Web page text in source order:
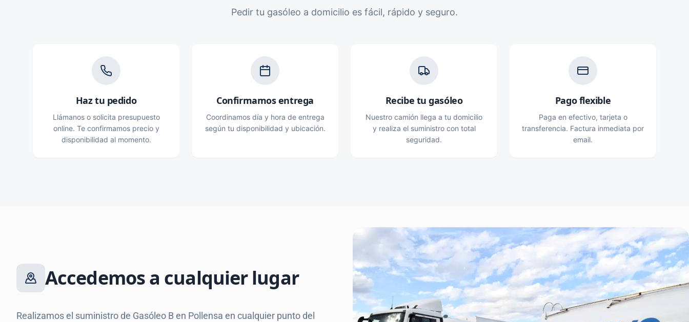
Pedir tu gasóleo a domicilio es fácil, rápido y seguro.
Haz tu pedido
Llámanos o solicita presupuesto
online. Te confirmamos precio y
disponibilidad al momento.
Confirmamos entrega
Coordinamos día y hora de entrega
según tu disponibilidad y ubicación.
Recibe tu gasóleo
Nuestro camión llega a tu domicilio
y realiza el suministro con total
seguridad.
Pago flexible
Paga en efectivo, tarjeta o
transferencia. Factura inmediata por
email.
Accedemos a cualquier lugar
Realizamos el suministro de Gasóleo B en Pollensa en cualquier punto del